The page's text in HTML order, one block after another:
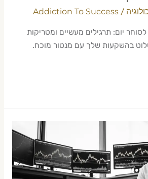
/
Addiction To Success
יום: תרגילים מעשיים ומטריקות
בהשקעות שלך עם מנטור מוכח.